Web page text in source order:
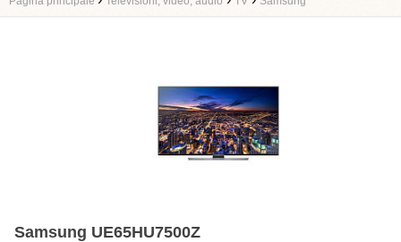
Samsung UE65HU7500Z